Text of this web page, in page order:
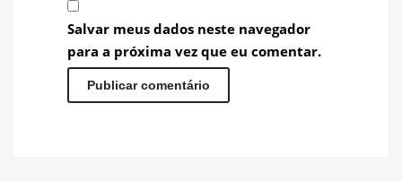
Salvar meus dados neste navegador
para a próxima vez que eu comentar.